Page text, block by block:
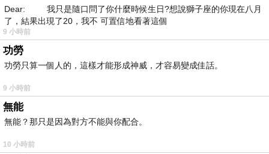
Dear: 我只是隨口問了你什麼時候生日?想說獅子座的你現在八月
了，結果出現了20，我不 可置信地看著這個
9 小時前
功勞
功勞只算一個人的，這樣才能形成神威，才容易變成佳話。
9 小時前
無能
無能？那只是因為對方不能與你配合。
10 小時前